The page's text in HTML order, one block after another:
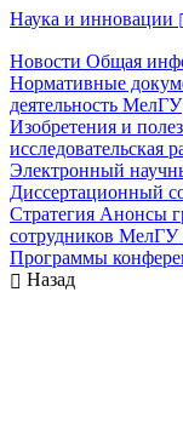
Наука и инновации
Новости Общая
Нормативные
деятельность МелГУ
Изобретения и
исследовательская
Электронный
Диссертационный
Стратегия Анонсы
сотрудников МелГУ
Программы
Назад